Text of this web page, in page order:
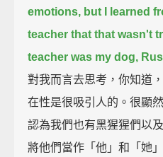
emotions, but I learned
teacher that that wasn't
teacher was my dog,
對我而言去思考，你知道
在性是很吸引人的。很顯
認為我們也有黑猩猩們以
將他們當作「他」和「她